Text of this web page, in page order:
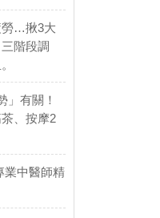
勞…揪3大
階段調
」有關！
、按摩2
業中醫師精